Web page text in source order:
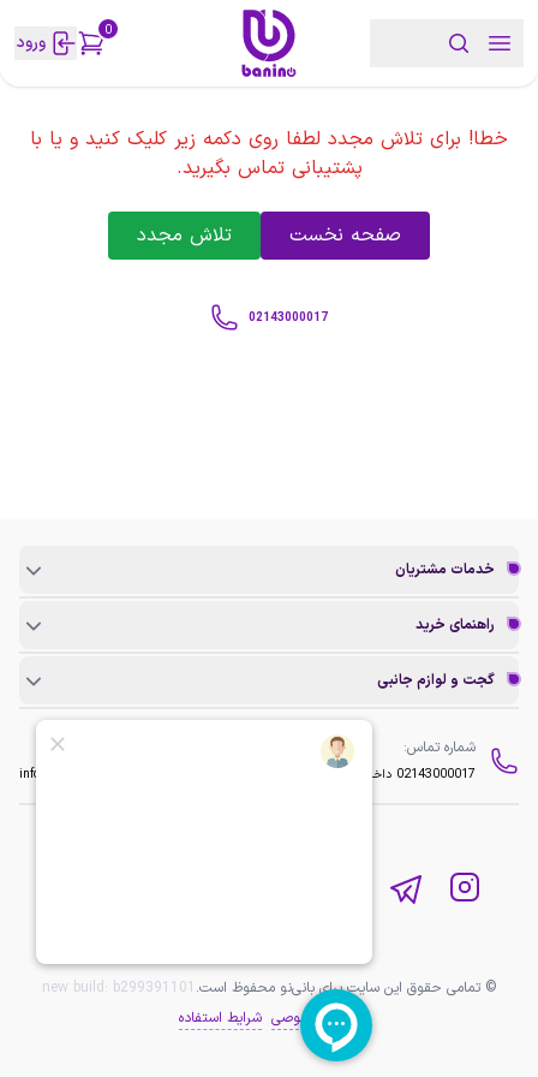
0 ورود
خطا! برای تلاش مجدد لطفا روی دکمه زیر کلیک کنید و یا با
پشتیبانی تماس بگیرید.
صفحه نخست تلاش مجدد
02143000017
خدمات مشتریان
راهنمای خرید
گجت و لوازم جانبی
شماره تماس:
02143000017 داخلی 2 info@baninopc.com
© تمامی حقوق این سایت برای بانی‌نو محفوظ است. new build: b299391101
حریم خصوصی شرایط استفاده